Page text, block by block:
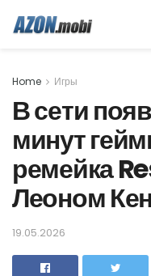
Home Игры
В сети
минут
ремейка
Леоном
19.05.2026